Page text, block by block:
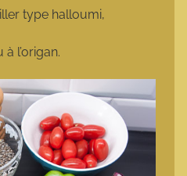
type halloumi,
l’origan.